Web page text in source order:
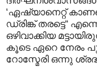
‘ഏഷ്യാനെറ്റ്
ഡ്രിങ്ക് തരട്ടെ“
ഒഴിവാക്കിയ
കൂടെ ഏറെ നേരം
റോസ്മേരി ഒന്നു